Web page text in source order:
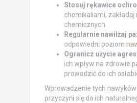
Stosuj rękawice
chemikaliami,
chemicznych.
Regularnie nawilżaj
odpowiedni poziom
Ogranicz użycie
ich wpływ na zdrowie
prowadzić do ich
Wprowadzenie tych
przyczyni się do ich